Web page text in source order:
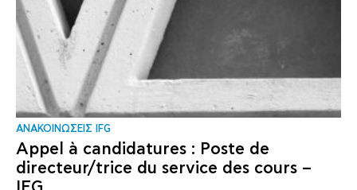
ΑΝΑΚΟΙΝΩΣΕΙΣ IFG
Appel à candidatures : Poste de
directeur/trice du service des cours –